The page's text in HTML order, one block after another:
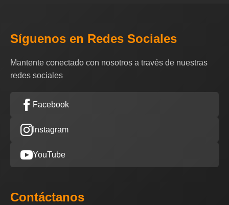
Síguenos en Redes Sociales
Mantente conectado con nosotros a través de nuestras
redes sociales
Facebook
Instagram
YouTube
Contáctanos